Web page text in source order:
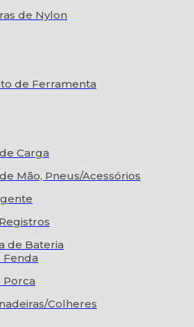
de Nylon
de Ferramenta
Carga
Mão, Pneus/Acessórios
de Bateria
Fenda
Porca
Colheres